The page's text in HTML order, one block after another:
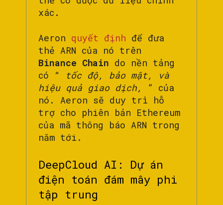
xác.
Aeron quyết định để đưa
thẻ ARN của nó trên
Binance Chain do nền tảng
có “
tốc độ, bảo mật, và
hiệu quả giao dịch,
” của
nó. Aeron sẽ duy trì hỗ
trợ cho phiên bản Ethereum
của mã thông báo ARN trong
năm tới.
DeepCloud AI: Dự án
điện toán đám mây phi
tập trung